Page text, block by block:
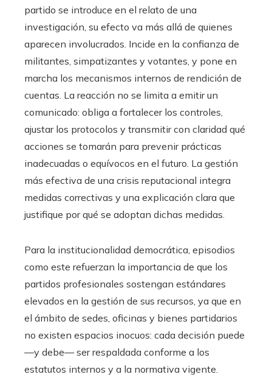
partido se introduce en el relato de una
investigación, su efecto va más allá de quienes
aparecen involucrados. Incide en la confianza de
militantes, simpatizantes y votantes, y pone en
marcha los mecanismos internos de rendición de
cuentas. La reacción no se limita a emitir un
comunicado: obliga a fortalecer los controles,
ajustar los protocolos y transmitir con claridad qué
acciones se tomarán para prevenir prácticas
inadecuadas o equívocos en el futuro. La gestión
más efectiva de una crisis reputacional integra
medidas correctivas y una explicación clara que
justifique por qué se adoptan dichas medidas.
Para la institucionalidad democrática, episodios
como este refuerzan la importancia de que los
partidos profesionales sostengan estándares
elevados en la gestión de sus recursos, ya que en
el ámbito de sedes, oficinas y bienes partidarios
no existen espacios inocuos: cada decisión puede
—y debe— ser respaldada conforme a los
estatutos internos y a la normativa vigente.